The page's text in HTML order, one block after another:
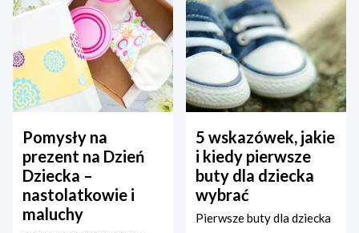
Pomysły na
prezent na Dzień
Dziecka –
nastolatkowie i
maluchy
5 wskazówek, jakie
i kiedy pierwsze
buty dla dziecka
wybrać
Pierwsze buty dla dziecka